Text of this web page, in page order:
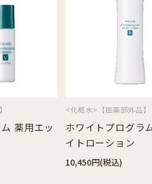
薬用ブラ
BMロイヤル
9,180円(税込)